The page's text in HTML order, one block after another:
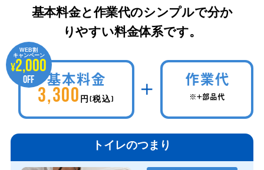
基本料金と作業代のシンプルで分か
りやすい料金体系です。
WEB割
キャンペーン
¥2,000
OFF 基本料金
3,300 円(税込)
作業代
※+部品代
トイレのつまり